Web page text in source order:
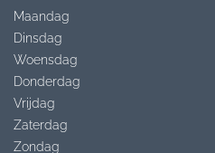
Maandag
Dinsdag
Woensdag
Donderdag
Vrijdag
Zaterdag
Zondag